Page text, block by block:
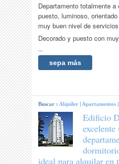
Departamento totalmente
puesto, luminoso,
muy buen nivel de
Decorado y puesto con
...
sepa más
Buscar : Alquiler | Apartamentos
Edificio
ideal para alquilar en